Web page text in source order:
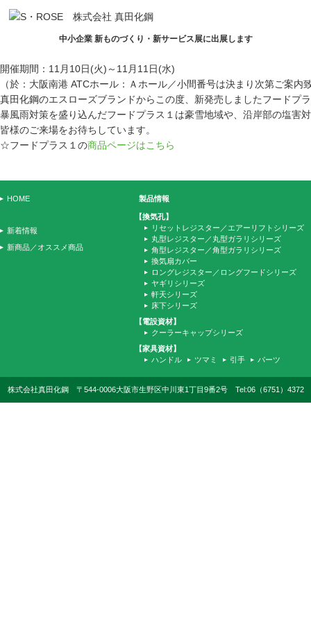
中小企業 新ものづくり・新サービス展に出展します
開催期間：11月10日(火)～11月11日(水)
（於：大阪南港 ATCホール：Ａホール／小間番号は決まり次第ご案内
真田化鋼のエスローズブランドからこの度、新発売しましたフードプ
暴風雨対策を盛り込んだフードプラス１は豪雪地域や、沿岸部の塩害
皆様のご来場をお待ちしています。
☆フードプラス１の商品ページはこちら
HOME
新着情報
新商品／オススメ商品
製品情報
【換気孔】
リセットレジスター／エアーリフトシリーズ
丸型レジスター／丸型ガラリシリーズ
角型レジスター／角型ガラリシリーズ
換気扇カバー
ロングレジスター／ロングフードシリーズ
ヤギリシリーズ
軒天シリーズ
床下シリーズ
【電設資材】
クーラーキャップシリーズ
【家具資材】
ハンドル
ツマミ 引手 パーツ
株式会社真田化鋼 〒544-0006大阪市生野区中川東1丁目9番2号 Tel:06（6751）4372